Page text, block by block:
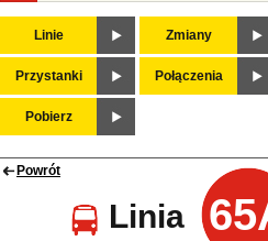
Linie Zmiany
Przystanki Połączenia
Pobierz
Powrót
Linia